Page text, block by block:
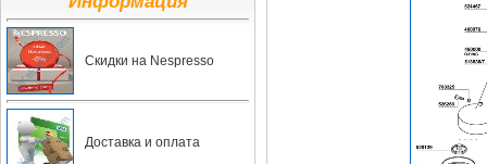
Скидки на Nespresso
Доставка и оплата